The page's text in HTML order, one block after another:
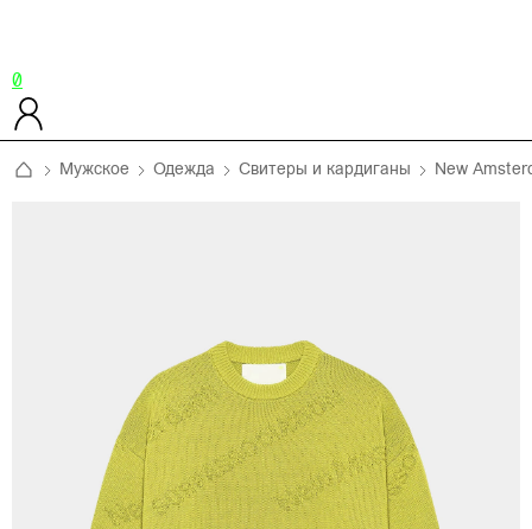
0
Мужское Одежда Свитеры и кардиганы New